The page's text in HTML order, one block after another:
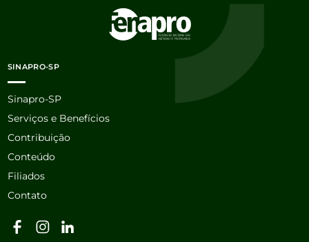
SINAPRO-SP
Sinapro-SP
Serviços e Benefícios
Contribuição
Conteúdo
Filiados
Contato